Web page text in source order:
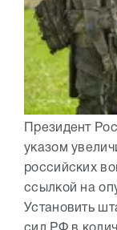
Президент
указом
российских
ссылкой на
Установить